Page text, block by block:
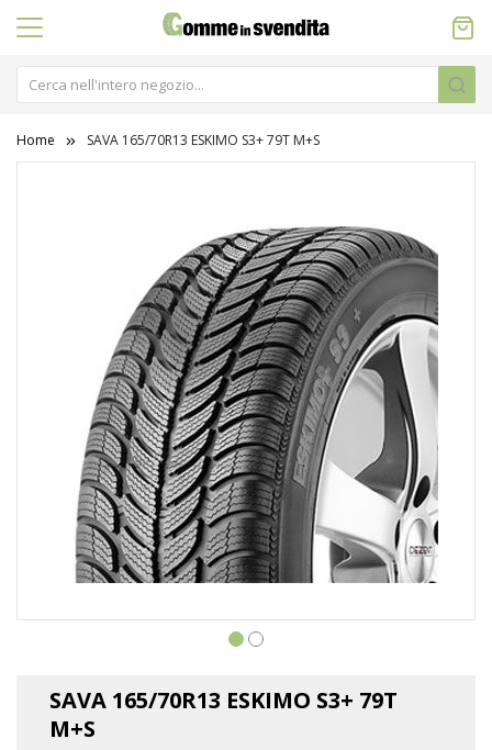
Home SAVA 165/70R13 ESKIMO S3+ 79T M+S
SAVA 165/70R13 ESKIMO S3+ 79T
M+S
galleria